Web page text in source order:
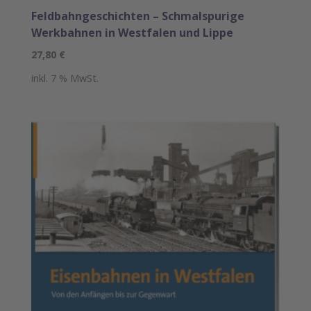
Feldbahngeschichten – Schmalspurige
Werkbahnen in Westfalen und Lippe
27,80 €
inkl. 7 % MwSt.